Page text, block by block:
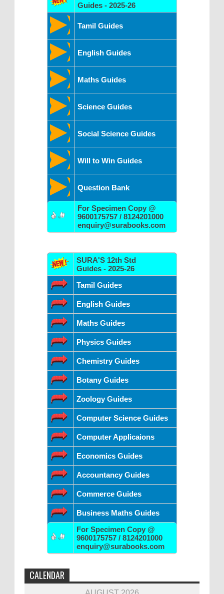
Guides - 2025-26
Tamil Guides
English Guides
Maths Guides
Science Guides
Social Science Guides
Will to Win Guides
Question Bank
For Specimen Copy @
9600175757 / 8124201000
enquiry@surabooks.com
SURA'S 12th Std
Guides - 2025-26
Tamil Guides
English Guides
Maths Guides
Physics Guides
Chemistry Guides
Botany Guides
Zoology Guides
Computer Science Guides
Computer Applicaions
Economics Guides
Accountancy Guides
Commerce Guides
Business Maths Guides
For Specimen Copy @
9600175757 / 8124201000
enquiry@surabooks.com
CALENDAR